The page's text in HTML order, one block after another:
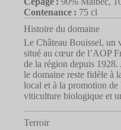
Contenance : 75 cl
Histoire du domaine
Le Château Bouissel, un
situé au cœur de l’AOP
de la région depuis
le domaine reste fidèle à
local et à la promotion de
viticulture biologique et
Terroir